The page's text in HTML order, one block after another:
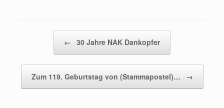
← 30 Jahre NAK Dankopfer
Zum 119. Geburtstag von (Stammapostel)… →